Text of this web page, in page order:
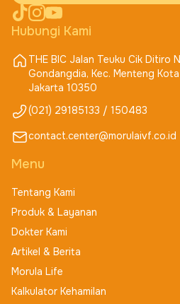
Hubungi Kami
THE BIC Jalan Teuku Cik Ditiro
Gondangdia, Kec. Menteng
Jakarta 10350
(021) 29185133 / 150483
contact.center@morulaivf.co.id
Menu
Tentang Kami
Produk & Layanan
Dokter Kami
Artikel & Berita
Morula Life
Kalkulator Kehamilan